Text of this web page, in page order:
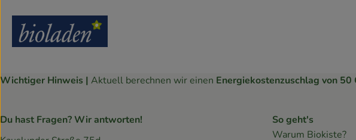
Wichtiger Hinweis | Aktuell berechnen wir einen Energiekostenzuschlag von 50
Du hast Fragen? Wir antworten!
So geht's
Warum Biokiste?